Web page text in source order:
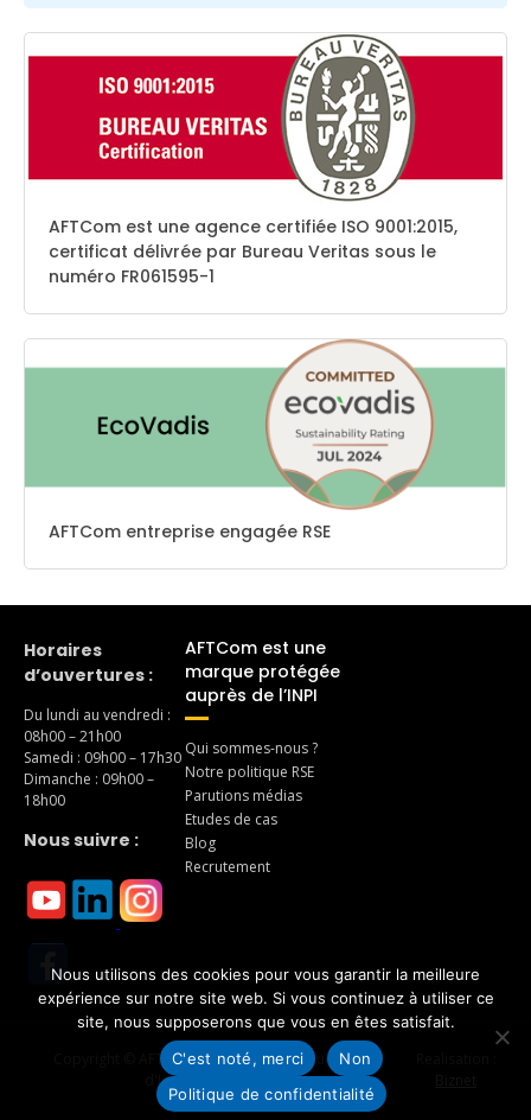
AFTCom est une agence certifiée ISO 9001:2015,
certificat délivrée par Bureau Veritas sous le
numéro FR061595-1
AFTCom entreprise engagée RSE
Horaires
d’ouvertures :
Du lundi au vendredi :
08h00 – 21h00
Samedi : 09h00 – 17h30
Dimanche : 09h00 –
18h00
Nous suivre :
AFTCom est une
marque protégée
auprès de l’INPI
Qui sommes-nous ?
Notre politique RSE
Parutions médias
Etudes de cas
Blog
Recrutement
Nous utilisons des cookies pour vous garantir la meilleure
expérience sur notre site web. Si vous continuez à utiliser ce
site, nous supposerons que vous en êtes satisfait.
C'est noté, merci
Non
Politique de confidentialité
Copyright © AFTCom – Agence de Traduction et
d'Interprétariat 2026